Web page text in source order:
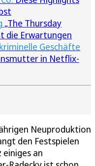
„The Thursday
die Erwartungen
Geschäfte
in Netflix-
Neuproduktion
den Festspielen
einiges an